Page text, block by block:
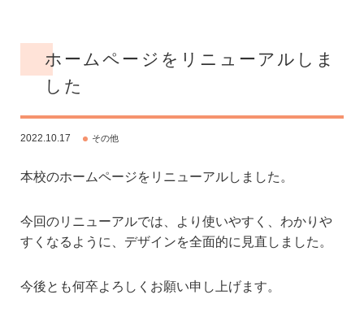
ホームページをリニューアルしま
した
2022.10.17 その他
本校のホームページをリニューアルしました。
今回のリニューアルでは、より使いやすく、わかりや
すくなるように、デザインを全面的に見直しました。
今後とも何卒よろしくお願い申し上げます。